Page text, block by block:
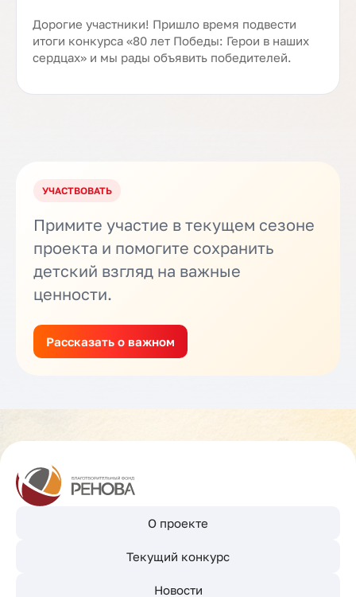
Дорогие участники! Пришло время подвести
итоги конкурса «80 лет Победы: Герои в наших
сердцах» и мы рады объявить победителей.
УЧАСТВОВАТЬ
Примите участие в текущем сезоне
проекта и помогите сохранить
детский взгляд на важные
ценности.
Рассказать о важном
О проекте
Текущий конкурс
Новости